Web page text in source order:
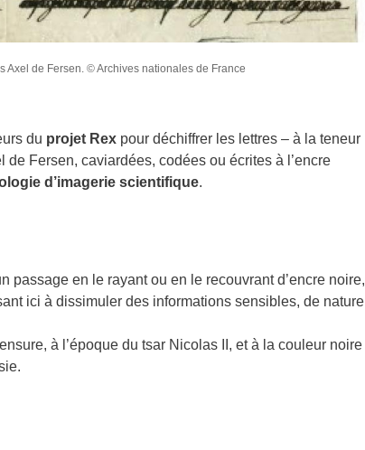
Axel de Fersen. © Archives nationales de France
du projet Rex pour déchiffrer les lettres – à la teneur
Fersen, caviardées, codées ou écrites à l’encre
d’imagerie scientifique.
passage en le rayant ou en le recouvrant d’encre noire,
ici à dissimuler des informations sensibles, de nature
à l’époque du tsar Nicolas II, et à la couleur noire